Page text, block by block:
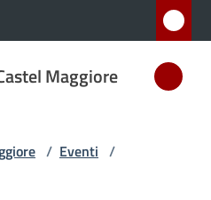
Maggiore
/ Eventi /